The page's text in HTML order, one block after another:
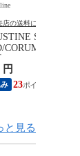
店の送料について
SAVAREZ
CORUM クラシ
円
23
と見る